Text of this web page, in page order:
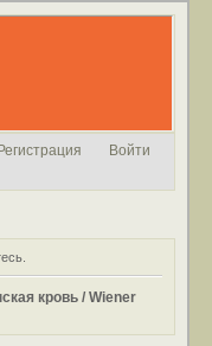
Регистрация Войти
.
кровь / Wiener